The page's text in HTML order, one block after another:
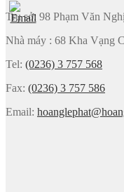
Trụ sở: 98 Phạm Văn
Nhà máy : 68 Kha Vạng
Tel: (0236) 3 757 568
Fax: (0236) 3 757 586
Email: